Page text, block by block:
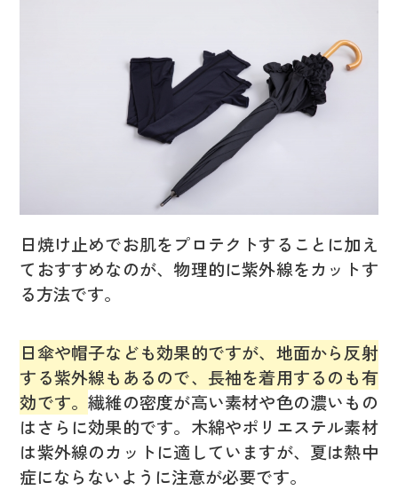
日焼け止めでお肌をプロテクトすることに加え
ておすすめなのが、物理的に紫外線をカットす
る方法です。
日傘や帽子なども効果的ですが、地面から反射
する紫外線もあるので、長袖を着用するのも有
効です。繊維の密度が高い素材や色の濃いもの
はさらに効果的です。木綿やポリエステル素材
は紫外線のカットに適していますが、夏は熱中
症にならないように注意が必要です。